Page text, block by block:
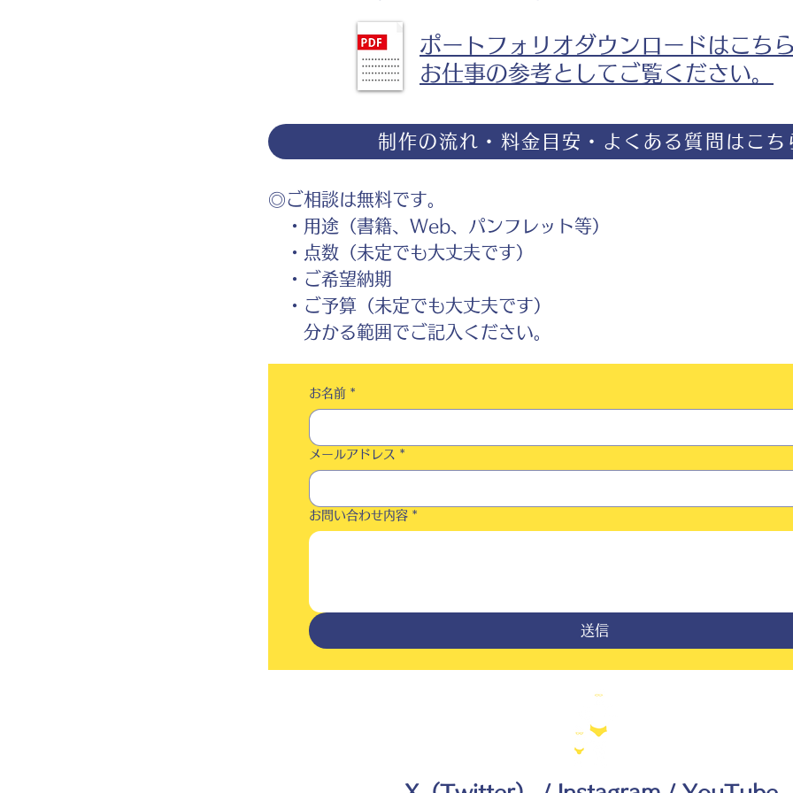
ポートフォリオダウンロードはこち
お仕事の参考としてご覧ください。
制作の流れ・料金目安・よくある質問はこち
◎ご相談は無料です。
・用途（書籍、Web、パンフレット等）
・点数（未定でも大丈夫です）
・ご希望納期
・ご予算（未定でも大丈夫です）
分かる範囲でご記入ください。
お名前 *
メールアドレス *
お問い合わせ内容 *
送信